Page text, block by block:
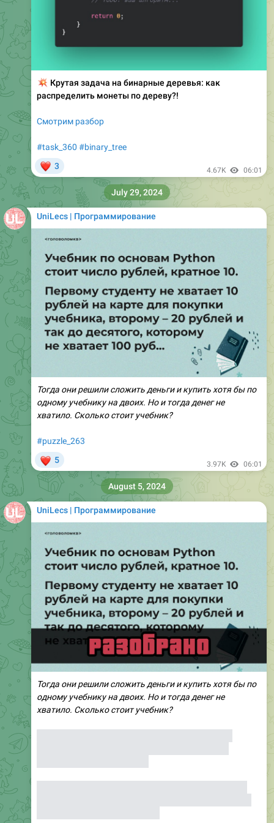
Крутая задача на бинарные деревья: как
распределить монеты по дереву?!
Смотрим разбор
#task_360 #binary_tree
3 4.67K 06:01
UniLecs | Программирование
Тогда они решили сложить деньги и купить хотя бы по
одному учебнику на двоих. Но и тогда денег не
хватило. Сколько стоит учебник?
#puzzle_263
5 3.97K 06:01
July 29, 2024
UniLecs | Программирование
Тогда они решили сложить деньги и купить хотя бы по
одному учебнику на двоих. Но и тогда денег не
хватило. Сколько стоит учебник?
August 5, 2024